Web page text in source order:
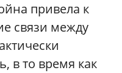
привела к
связи между
в то время как